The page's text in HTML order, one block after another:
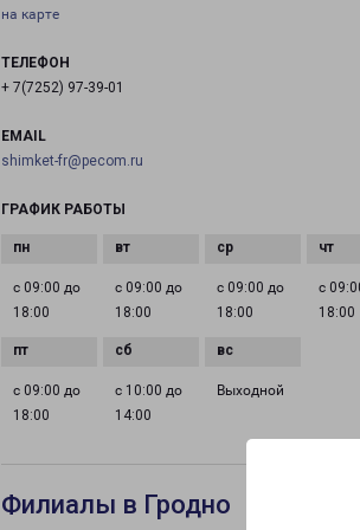
на карте
ТЕЛЕФОН
+ 7(7252) 97-39-01
EMAIL
shimket-fr@pecom.ru
ГРАФИК РАБОТЫ
с 09:00 до
18:00
с 09:00 до
18:00
с 09:00 до
18:00
с
18:00
с 09:00 до
18:00
с 10:00 до
14:00
Выходной
Филиалы в Гродно